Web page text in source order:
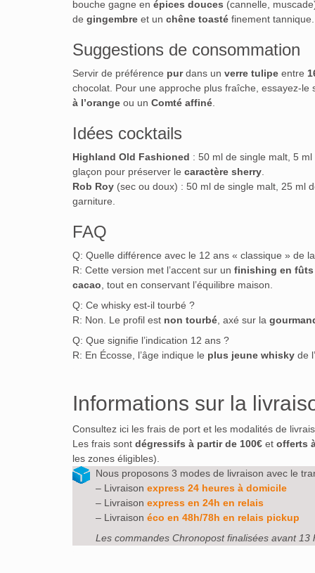
bouche gagne en épices douces (cannelle,
de gingembre et un chêne toasté finement tannique.
Suggestions de consommation
Servir de préférence purdans un verre tulipe entre
chocolat. Pour une approche plus fraîche, essayez‑le
à l’orange ou un Comté affiné.
Idées cocktails
Highland Old Fashioned : 50 ml de single malt, 5
glaçon pour préserver le caractère sherry.
Rob Roy (sec ou doux) : 50 ml de single malt, 25 ml
garniture.
FAQ
Q: Quelle différence avec le 12 ans « classique » de
R: Cette version met l’accent sur un finishing en
cacao, tout en conservant l’équilibre maison.
Q: Ce whisky est‑il tourbé ?
R: Non. Le profil est non tourbé, axé sur la
Q: Que signifie l’indication 12 ans ?
R: En Écosse, l’âge indique le plus jeune whisky de
Informations sur la
Consultez ici les frais de port et les modalités de
Les frais sont dégressifs à partir de 100€ et offerts
les zones éligibles).
Nous proposons 3 modes de livraison avec le
– Livraison express 24 heures à domicile
– Livraison express en 24h en relais
– Livraison éco en 48h/78h en relais pickup
Les commandes Chronopost finalisées avant